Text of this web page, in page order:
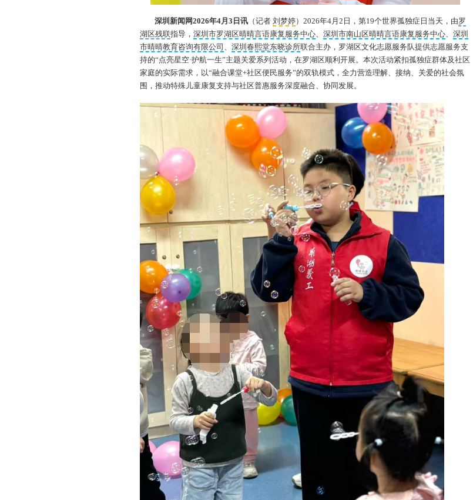
深圳新闻网2026年4月3日讯 （记者刘梦婷）2026年4月2日，第19个世界孤独症日当天，由罗
湖区残联指导， 深圳市罗湖区晴晴言语康复服务中心、 深圳市南山区晴晴言语康复服务中心、 深圳
市晴晴教育咨询有限公司 、 深圳春熙堂东晓诊所联合主办，罗湖区文化志愿服务队提供志愿服务支
持的“点亮星空·护航一生”主题关爱系列活动，在罗湖区顺利开展。本次活动紧扣孤独症群体及社区
家庭的实际需求，以“融合课堂+社区便民服务”的双轨模式，全力营造理解、接纳、关爱的社会氛
围，推动特殊儿童康复支持与社区普惠服务深度融合、协同发展。